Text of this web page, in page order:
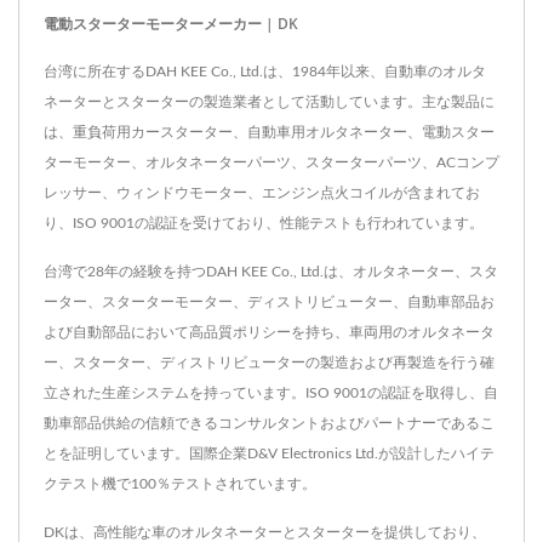
電動スターターモーターメーカー | DK
台湾に所在するDAH KEE Co., Ltd.は、1984年以来、自動車のオルタ
ネーターとスターターの製造業者として活動しています。主な製品に
は、重負荷用カースターター、自動車用オルタネーター、電動スター
ターモーター、オルタネーターパーツ、スターターパーツ、ACコンプ
レッサー、ウィンドウモーター、エンジン点火コイルが含まれてお
り、ISO 9001の認証を受けており、性能テストも行われています。
台湾で28年の経験を持つDAH KEE Co., Ltd.は、オルタネーター、スタ
ーター、スターターモーター、ディストリビューター、自動車部品お
よび自動部品において高品質ポリシーを持ち、車両用のオルタネータ
ー、スターター、ディストリビューターの製造および再製造を行う確
立された生産システムを持っています。ISO 9001の認証を取得し、自
動車部品供給の信頼できるコンサルタントおよびパートナーであるこ
とを証明しています。国際企業D&V Electronics Ltd.が設計したハイテ
クテスト機で100％テストされています。
DKは、高性能な車のオルタネーターとスターターを提供しており、